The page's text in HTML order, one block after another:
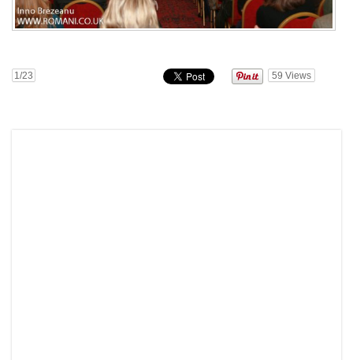
1/23 59 Views